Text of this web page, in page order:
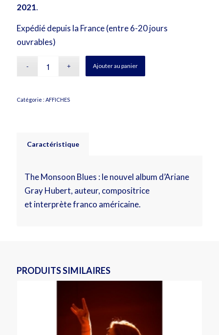
2021.
Expédié depuis la France (entre 6-20 jours
ouvrables)
Ajouter au panier
Catégorie : AFFICHES
Caractéristique
The Monsoon Blues : le nouvel album d’Ariane
Gray Hubert, auteur, compositrice
et interprète franco américaine.
PRODUITS SIMILAIRES